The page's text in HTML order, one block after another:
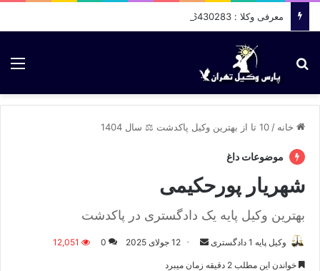
معرفی وکلا : 09036430283
جستجو برای
خانه / 10 تا از بهترین وکیل پاکدشت ⚖️ سال 1404
موضوعات داغ
شهریار پورحکیمی
بهترین وکیل پایه یک دادگستری در پاکدشت
وکیل پایه 1 دادگستری 12 جولای 2025 0
12,051
خواندن این مطلب 2 دقیقه زمان میبرد